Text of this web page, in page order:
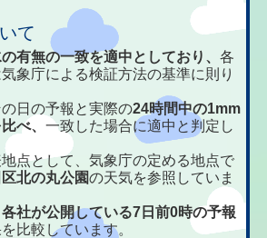
て
有無の一致を適中としており、各
象庁による検証方法の基準に則り
日の予報と実際の24時間中の1mm
べ、一致した場合に適中と判定し
点として、気象庁の定める地点で
北の丸公園の天気を参照していま
各社が公開している7日前0時の予報
比較しています。